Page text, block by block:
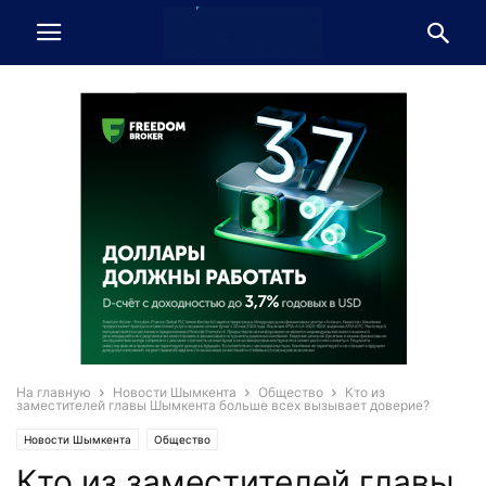
На главную Новости Шымкента Общество
Кто из
заместителей главы Шымкента больше всех вызывает доверие?
Новости Шымкента Общество